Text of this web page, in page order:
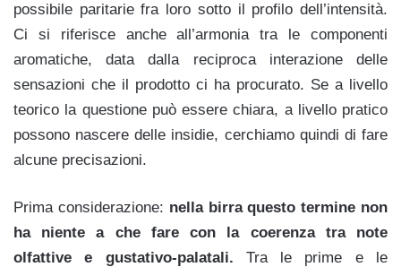
possibile paritarie fra loro sotto il profilo dell’intensità.
Ci si riferisce anche all’armonia tra le componenti
aromatiche, data dalla reciproca interazione delle
sensazioni che il prodotto ci ha procurato. Se a livello
teorico la questione può essere chiara, a livello pratico
possono nascere delle insidie, cerchiamo quindi di fare
alcune precisazioni.
Prima considerazione: nella birra questo termine non
ha niente a che fare con la coerenza tra note
olfattive e gustativo-palatali. Tra le prime e le